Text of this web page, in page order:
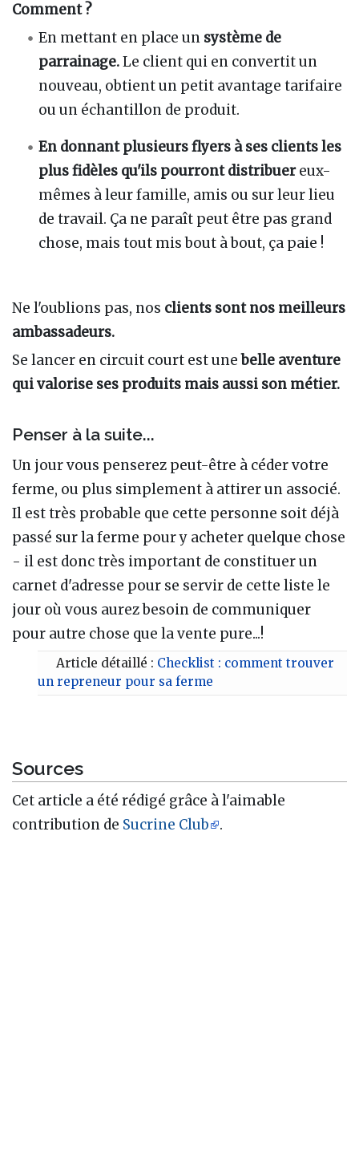
En mettant en place un système de
parrainage.Le client qui en convertit un
nouveau, obtient un petit avantage tarifaire
ou un échantillon de produit.
En donnant plusieurs flyers à ses clients les
plus fidèles qu'ils pourront distribuereux-
mêmes à leur famille, amis ou sur leur lieu
de travail. Ça ne paraît peut être pas grand
chose, mais tout mis bout à bout, ça paie !
Ne l'oublions pas, nos clients sont nos meilleurs
ambassadeurs.
Se lancer en circuit court est unebelle aventure
qui valorise ses produits mais aussi son métier.
Penser à la suite...
Un jour vous penserez peut-être à céder votre
ferme, ou plus simplement à attirer un associé.
Il est très probable que cette personne soit déjà
passé sur la ferme pour y acheter quelque chose
- il est donc très important de constituer un
carnet d'adresse pour se servir de cette liste le
jour où vous aurez besoin de communiquer
pour autre chose que la vente pure...!
Article détaillé : Checklist : comment trouver
un repreneur pour sa ferme
Sources
Cet article a été rédigé grâce à l'aimable
contribution de Sucrine Club .